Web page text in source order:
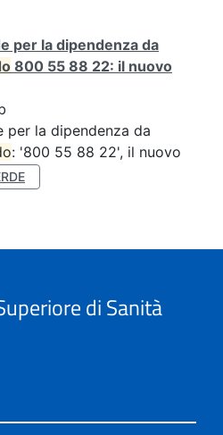
per la dipendenza da
800 55 88 22: il nuovo
per la dipendenza da
: '800 55 88 22', il nuovo
di Sanità